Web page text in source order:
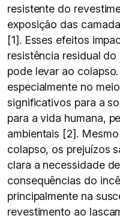
resistente do
exposição das
[1]. Esses efeitos
resistência residual
pode levar ao
especialmente no
significativos para a
para a vida humana,
ambientais [2].
colapso, os prejuízos
clara a necessidade
consequências do
principalmente na
revestimento ao